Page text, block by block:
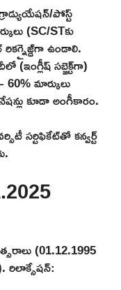
పోస్ట్
(SC/STకు
ఉండాలి.
(ఇంగ్లీష్ సబ్జెక్ట్‌గా)
మార్కులు
కూడా అంగీకారం.
సర్టిఫికేట్‌తో కన్వర్ట్
(01.12.1995
రిలాక్సేషన్: